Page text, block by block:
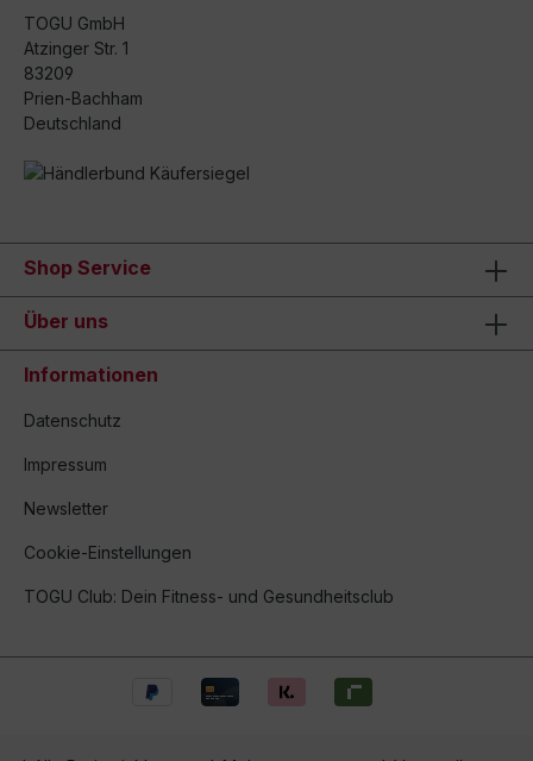
TOGU GmbH
Atzinger Str. 1
83209
Prien-Bachham
Deutschland
Shop Service
Über uns
Informationen
Datenschutz
Impressum
Newsletter
Cookie-Einstellungen
TOGU Club: Dein Fitness- und Gesundheitsclub